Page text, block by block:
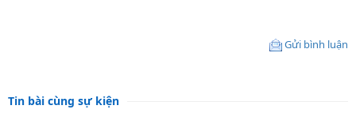
Gửi bình luận
Tin bài cùng sự kiện